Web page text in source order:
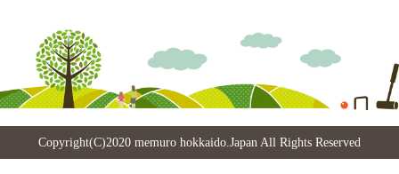
Copyright(C)2020 memuro hokkaido.Japan All Rights Reserved